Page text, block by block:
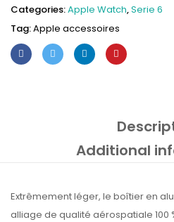
Categories:Apple Watch,Serie 6
Tag:Apple accessoires
Additional
Extrêmement léger, le boîtier en
alliage de qualité aérospatiale 100